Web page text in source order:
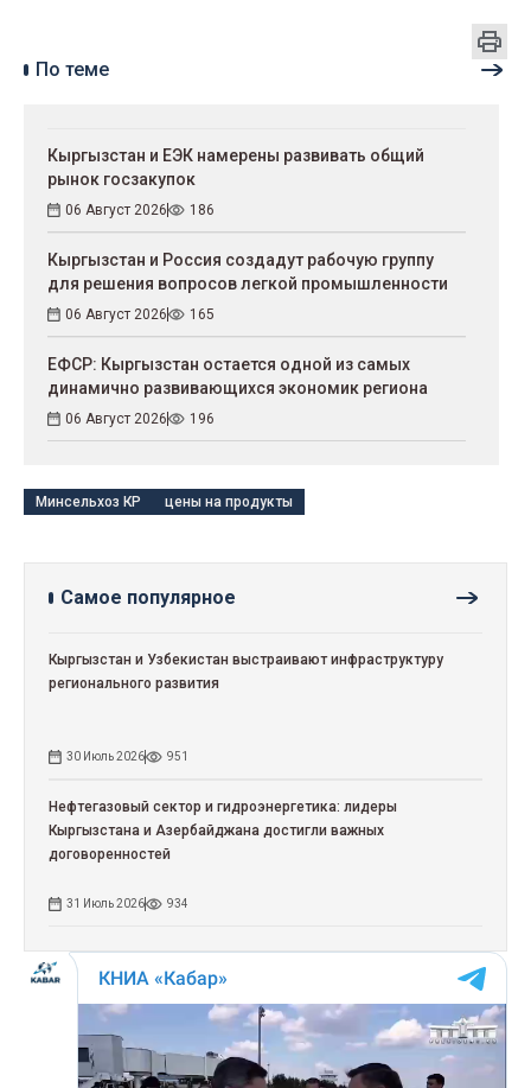
По теме
Кыргызстан и ЕЭК намерены развивать общий
рынок госзакупок
06 Август 2026 186
Кыргызстан и Россия создадут рабочую группу
для решения вопросов легкой промышленности
06 Август 2026 165
ЕФСР: Кыргызстан остается одной из самых
динамично развивающихся экономик региона
06 Август 2026 196
Минсельхоз КР цены на продукты
Самое популярное
Кыргызстан и Узбекистан выстраивают инфраструктуру
регионального развития
30 Июль 2026 951
Нефтегазовый сектор и гидроэнергетика: лидеры
Кыргызстана и Азербайджана достигли важных
договоренностей
31 Июль 2026 934